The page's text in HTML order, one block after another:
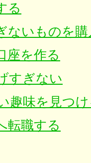
る
ないものを購
座を作る
すぎない
趣味を見つ
転職する